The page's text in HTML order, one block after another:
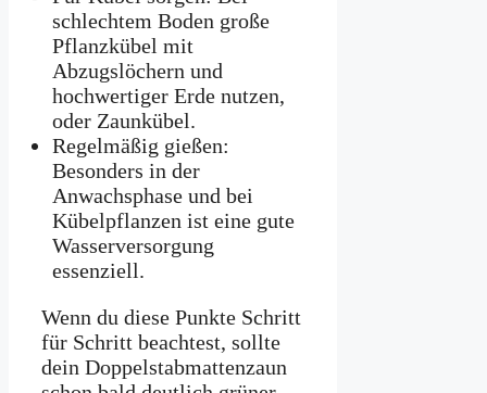
schlechtem Boden große
Pflanzkübel mit
Abzugslöchern und
hochwertiger Erde nutzen,
oder Zaunkübel.
Regelmäßig gießen:
Besonders in der
Anwachsphase und bei
Kübelpflanzen ist eine gute
Wasserversorgung
essenziell.
Wenn du diese Punkte Schritt
für Schritt beachtest, sollte
dein Doppelstabmattenzaun